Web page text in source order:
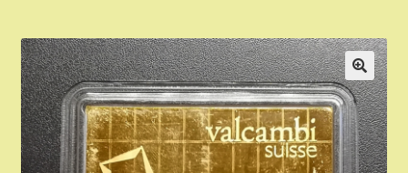
Boutique or et argent
Confidentialité
Heures d’ouverture